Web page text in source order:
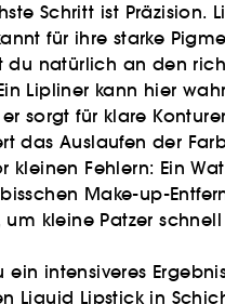
Schritt ist Präzision.
für ihre starke
du natürlich an den
Lipliner kann hier
sorgt für klare
das Auslaufen der
kleinen Fehlern: Ein
Make-up-
um kleine Patzer schnell
ein intensiveres
Liquid Lipstick in